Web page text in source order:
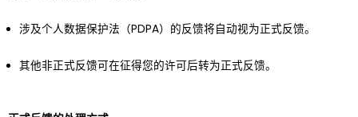
涉及个人数据保护法（PDPA）的反馈将自动视为正式反馈。
其他非正式反馈可在征得您的许可后转为正式反馈。